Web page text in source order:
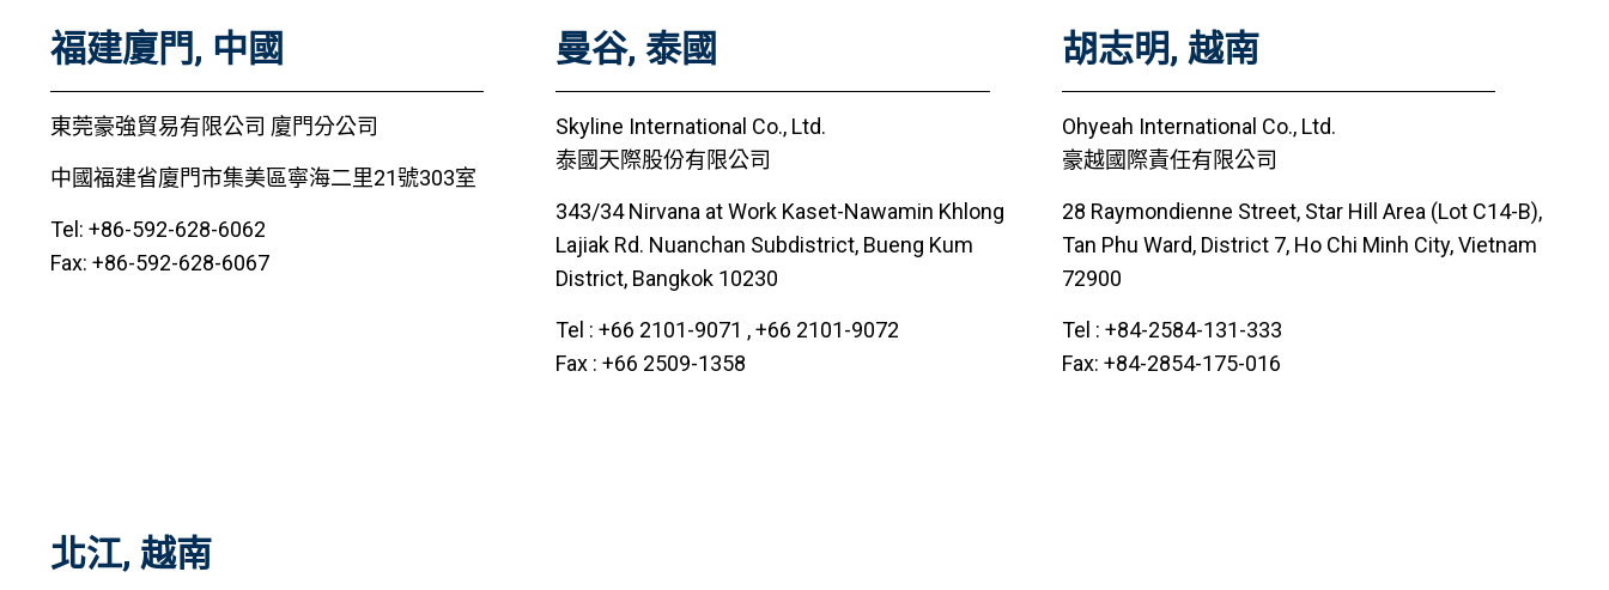
福建廈門, 中國
東莞豪強貿易有限公司 廈門分公司
中國福建省廈門市集美區寧海二里21號303室
Tel: +86-592-628-6062
Fax: +86-592-628-6067
曼谷, 泰國
Skyline International Co., Ltd.
泰國天際股份有限公司
343/34 Nirvana at Work Kaset-Nawamin Khlong
Lajiak Rd. Nuanchan Subdistrict, Bueng Kum
District, Bangkok 10230
Tel : +66 2101-9071 , +66 2101-9072
Fax : +66 2509-1358
胡志明, 越南
Ohyeah International Co., Ltd.
豪越國際責任有限公司
28 Raymondienne Street, Star Hill Area (Lot C14-B),
Tan Phu Ward, District 7, Ho Chi Minh City, Vietnam
72900
Tel : +84-2584-131-333
Fax: +84-2854-175-016
北江, 越南